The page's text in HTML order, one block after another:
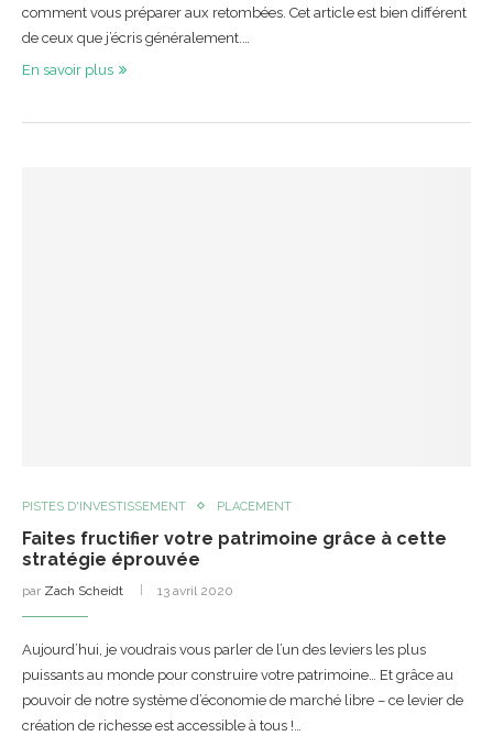
comment vous préparer aux retombées. Cet article est bien différent
de ceux que j’écris généralement.…
En savoir plus
PISTES D'INVESTISSEMENT PLACEMENT
Faites fructifier votre patrimoine grâce à cette
stratégie éprouvée
par Zach Scheidt 13 avril 2020
Aujourd’hui, je voudrais vous parler de l’un des leviers les plus
puissants au monde pour construire votre patrimoine… Et grâce au
pouvoir de notre système d’économie de marché libre – ce levier de
création de richesse est accessible à tous !…